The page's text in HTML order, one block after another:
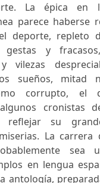
La épica en
parece haberse
deporte, repleto
gestas y
vilezas
sueños, mitad
corrupto, el
cronistas
reflejar su
La carrera
sea
en lengua
antología,